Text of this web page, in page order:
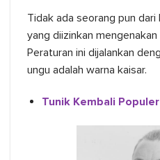
Tidak ada seorang pun
yang diizinkan
Peraturan ini dijalankan
ungu adalah warna kaisar.
Tunik Kembali